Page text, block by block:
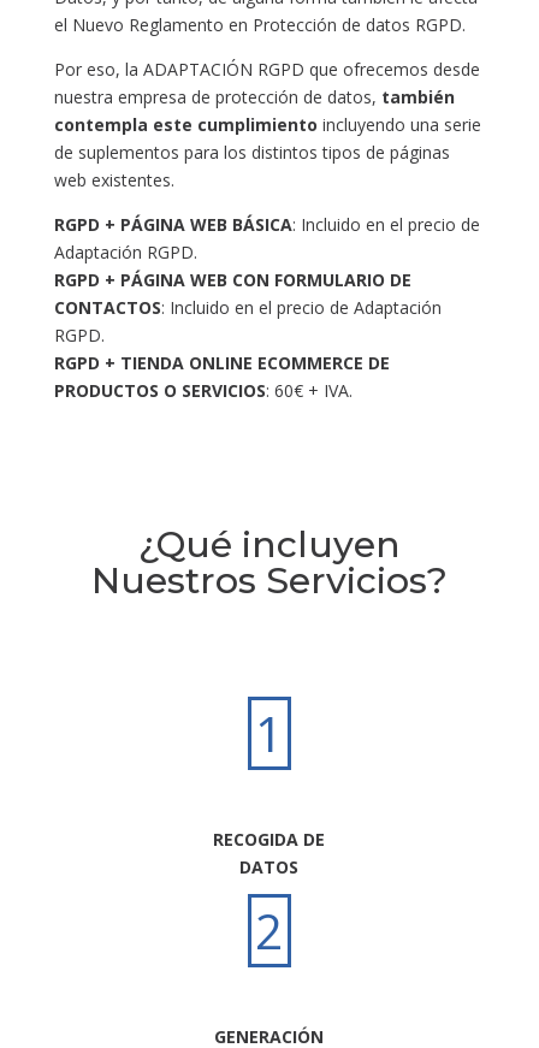
el Nuevo Reglamento en Protección de datos RGPD.
Por eso, la ADAPTACIÓN RGPD que ofrecemos desde
nuestra empresa de protección de datos, también
contempla este cumplimiento incluyendo una serie
de suplementos para los distintos tipos de páginas
web existentes.
RGPD + PÁGINA WEB BÁSICA: Incluido en el precio de
Adaptación RGPD.
RGPD + PÁGINA WEB CON FORMULARIO DE
CONTACTOS: Incluido en el precio de Adaptación
RGPD.
RGPD + TIENDA ONLINE ECOMMERCE DE
PRODUCTOS O SERVICIOS: 60€ + IVA.
¿Qué incluyen
Nuestros Servicios?
1
RECOGIDA DE
DATOS
2
GENERACIÓN